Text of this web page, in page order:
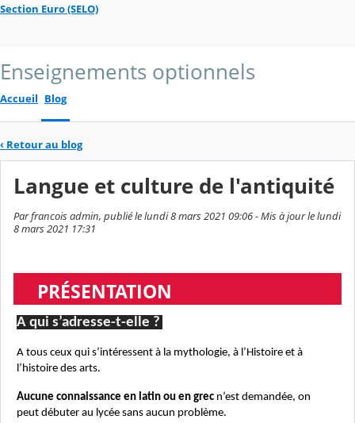
Section Euro (SELO)
Enseignements optionnels
Accueil Blog
‹ Retour au blog
Langue et culture de l'antiquité
Par francois admin, publié le lundi 8 mars 2021 09:06 - Mis à jour le lundi
8 mars 2021 17:31
PRÉSENTATION
A qui s’adresse-t-elle ?
A tous ceux qui s’intéressent à la mythologie, à l’Histoire et à
l’histoire des arts.
Aucune connaissance en latin ou en grec n’est demandée, on
peut débuter au lycée sans aucun problème.